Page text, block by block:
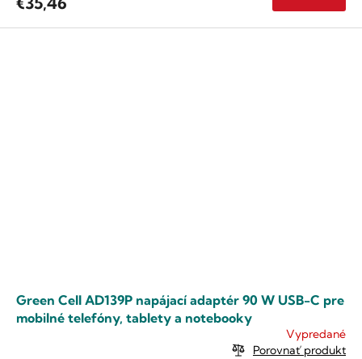
Green Cell AD139P napájací adaptér 90 W USB-C pre
mobilné telefóny, tablety a notebooky
Vypredané
Porovnať produkt